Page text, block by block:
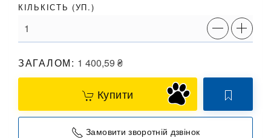
КІЛЬКІСТЬ (УП.)
ЗАГАЛОМ: 1 400,59 ₴
Купити
Замовити зворотній дзвінок